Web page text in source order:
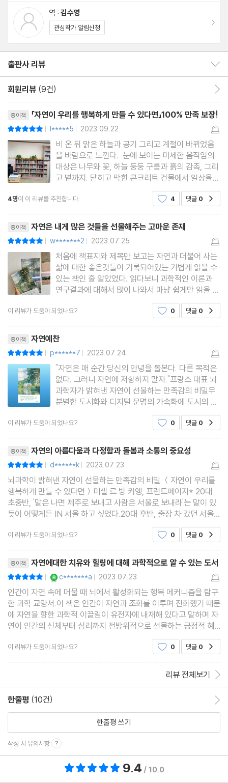
격무에 시달리다 잠시 일터를 빠져나와 도심 속 공원을 거닐거나 걱
정으로 밤새 뜬눈으로 지새우다가 창문 너머 비치는 새벽의 일출이
준 위안처럼 일상에서 만끽하는 자연만으로도 인간은 충분히 행복
초록의 위로를 전하는 이 책의 책장을 넘기다 보면 최재천 교수의 추
천처럼 “자연의 품에 안겨 숨 쉬고 그 아름다움을 느껴야 할 과학적
근거”를 발견하게 될 것이다.
역 : 김수영
관심작가 알림신청
출판사 리뷰
회원리뷰 (9건)
종이책 「자연이 우리를 행복하게 만들 수 있다면」100% 만족 보장!
| l*****5 | 2023.09.22
비 온 뒤 맑은 하늘과 공기 그리고 계절이 바뀌었음
을 바람으로 느낀다. 눈에 보이는 미세한 움직임의
대상은 나무와 꽃, 하늘 둥둥 구름과 흙의 감촉, 그리
고 볕까지. 닫히고 막힌 콘크리트 건물에서 일상을
심겨지고 피어서 피로했던 삶이 위로를 받는다. 삭막
크다. 충만
4명이 이 리뷰를 추천합니다. 4 댓글 0
종이책 자연은 내게 많은 것들을 선물해주는 고마운 존재
| w*******2 | 2023.07.25
처음에 책표지와 제목만 보고는 자연과 더불어 사는
삶에 대한 좋은것들이 기록되어있는 가볍게 읽을 수
있는 책인 줄 알았었다. 읽다보니 과학적인 이론과
연구결과에 대해서 많이 나와서 마냥 쉽게만 읽을 책
이 아니였지만 내가 막연히 생각했던것들에 대한 과
학적근거들이 기록되어있어 신기하기도 하고 공감이
먹으면서 자연이 좋
이 리뷰가 도움이 되었나요? 0 댓글 0
종이책 자연예찬
| p******7 | 2023.07.24
"자연은 매 순간 당신의 안녕을 돌본다. 다른 목적은
없다. 그러니 자연에 저항하지 말자."프랑스 대표 뇌
과학자가 밝혀낸 자연이 선물하는 만족감의 비밀무
분별한 도시화와 디지털 문명의 가속화에 도시의 소
음과 콘텐츠의 홍수에서 벗어나 잠시라도 조용히 쉬
고 싶다는 생각을 종종한다.숲속을 산책하거나 바다
편안해지는 기분을 느껴
이 리뷰가 도움이 되었나요? 0 댓글 0
종이책 자연의 아름다움과 다정함과 돌봄과 소통의 중요성
| d******k | 2023.07.23
뇌과학이 밝혀낸 자연이 선물하는 만족감의 비밀 ＜자연이 우리를
행복하게 만들 수 있다면＞미셸 르 방 키앵, 프런트페이지* 20대
초중반, '말은 나면 제주로 보내고 사람은 서울로 보내라'는 말이 있
듯이 어떻게든 IN 서울 하고 싶었다.20대 후반, 출장 차 갔던 서울
이 갑갑하고 삭막하고 숨막혀왔다.30대 후반에 들어서야 비로소 자
연을 보게됐다. 산과 숲, 바다, 논두렁과 밭두렁, 나
이 리뷰가 도움이 되었나요? 0 댓글 0
종이책 자연에대한 치유와 힐링에 대해 과학적으로 알 수 있는 도서
| c*******a | 2023.07.23
인간이 자연 속에 머물 때 뇌에서 활성화되는 행복 메커니즘을 탐구
한 과학 교양서.이 책은 인간이 자연과 조화를 이루며 진화했기 때문
에 자연을 향한 과학적 이끌림이 유전자에 내재해 있다고 말하며 자
연이 인간의 신체부터 심리까지 전방위적으로 선물하는 긍정적 혜
택을 과학적으로 증명해낸다. 평소 자연을 마주하면 힐링과 치유가
된다는 것을 개인적인 경험으로도 알고 있었지만
이 리뷰가 도움이 되었나요? 0 댓글 0
리뷰 전체보기
한줄평 (10건)
한줄평 쓰기
작성 시 유의사항
9.4 / 10.0